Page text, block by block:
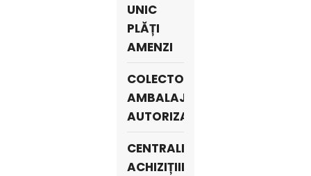
UNIC
PLĂȚI
AMENZI
COLECTORI
AMBALAJE
AUTORIZAȚI
CENTRALIZATORUL
ACHIZIȚIILOR